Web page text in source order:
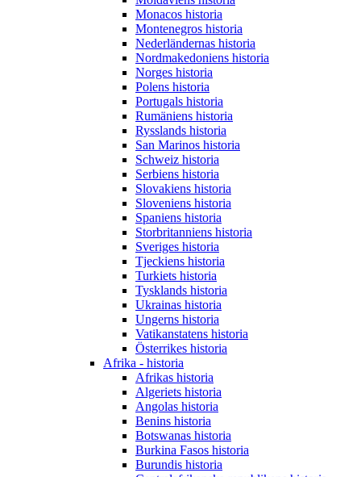
Monacos historia
Montenegros historia
Nederländernas historia
Nordmakedoniens historia
Norges historia
Polens historia
Portugals historia
Rumäniens historia
Rysslands historia
San Marinos historia
Schweiz historia
Serbiens historia
Slovakiens historia
Sloveniens historia
Spaniens historia
Storbritanniens historia
Sveriges historia
Tjeckiens historia
Turkiets historia
Tysklands historia
Ukrainas historia
Ungerns historia
Vatikanstatens historia
Österrikes historia
Afrika - historia
Afrikas historia
Algeriets historia
Angolas historia
Benins historia
Botswanas historia
Burkina Fasos historia
Burundis historia